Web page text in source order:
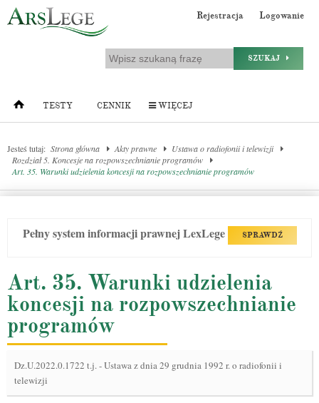
Rejestracja Logowanie
SZUKAJ
TESTY CENNIK WIĘCEJ
Jesteś tutaj: Strona główna Akty prawne
Ustawa o radiofonii i telewizji
Rozdział 5. Koncesje na rozpowszechnianie programów
Art. 35. Warunki udzielenia koncesji na rozpowszechnianie programów
Pełny system informacji prawnej LexLege SPRAWDŹ
Art. 35. Warunki udzielenia
koncesji na rozpowszechnianie
programów
Dz.U.2022.0.1722 t.j.-Ustawa z dnia 29 grudnia 1992 r. o radiofonii i
telewizji